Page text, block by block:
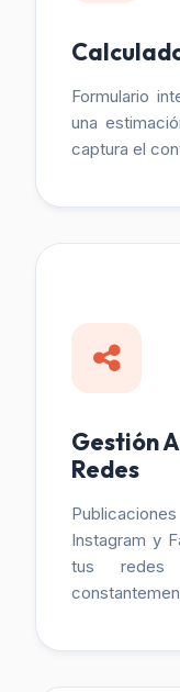
Formulario
una
captura el
Gestión
Redes
Instagram y
tus redes